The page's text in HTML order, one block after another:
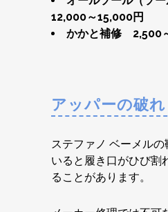
12,000～15,000円
かかと補修 2,500
アッパーの破
ステファノ ベーメル
いると履き口がひび割
ることがあります。